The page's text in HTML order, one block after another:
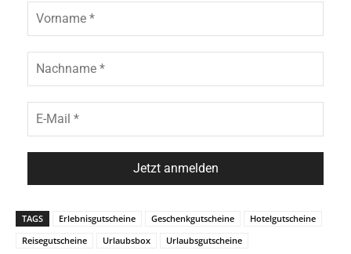
TAGS Erlebnisgutscheine Geschenkgutscheine
Hotelgutscheine
Reisegutscheine
Urlaubsbox
Urlaubsgutscheine